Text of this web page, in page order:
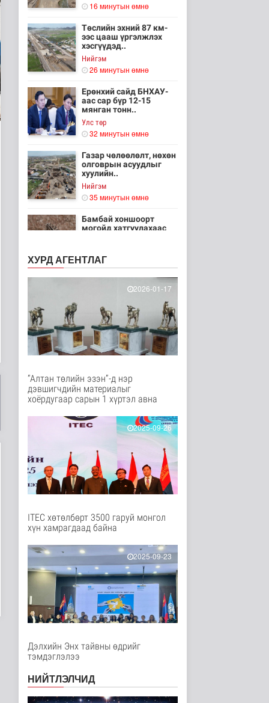
16 минутын өмнө
Төслийн эхний 87 км-
ээс цааш үргэлжлэх
хэсгүүдэд..
Нийгэм
26 минутын өмнө
Ерөнхий сайд БНХАУ-
аас сар бүр 12-15
мянган тонн..
Улс төр
32 минутын өмнө
Газар чөлөөлөлт, нөхөн
олговрын асуудлыг
хуулийн..
Нийгэм
35 минутын өмнө
Бамбай хоншоорт
могойд хатгуулахаас
3 цаг 42 минутын өмнө
эмнэлгийн салбарын
Нийгэм
3 цаг 51 минутын өмнө
Геологи, хайгуулын
салбарт “Oxus Metals
Улс төр
3 цаг 6 минутын өмнө
"Нарантуул",
"Дүнжингарав" худ..
3 цаг 13 минутын өмнө
Европ дахь "Монгол гэр"
зусланд 8 улсаас 35
хүүх..
3 цаг 22 минутын өмнө
хэмнэх зорилгоор
хязгаарла..
Дэлхийд
4 цаг 36 минутын өмнө
Явуулын төрийн
үйлчилгээгээр иргэд
жолооны болон..
4 цаг 41 минутын өмнө
баатарлаг тууль" эрдэм
шин..
Танин мэдэхүй
ХУРД АГЕНТЛАГ
2026-01-17
“Алтан төлийн эзэн”-д нэр
дэвшигчдийн материалыг
хоёрдугаар сарын 1 хүртэл авна
2025-09-26
ITEC хөтөлбөрт 3500 гаруй монгол
хүн хамрагдаад байна
2025-09-23
Дэлхийн Энх тайвны өдрийг
тэмдэглэлээ
НИЙТЛЭЛЧИД